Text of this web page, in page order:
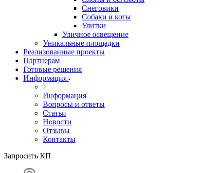
Снеговики
Собаки и коты
Улитки
Уличное освещение
Уникальные площадки
Реализованные проекты
Партнерам
Готовые решения
Информация
Информация
Вопросы и ответы
Статьи
Новости
Отзывы
Контакты
Запросить КП